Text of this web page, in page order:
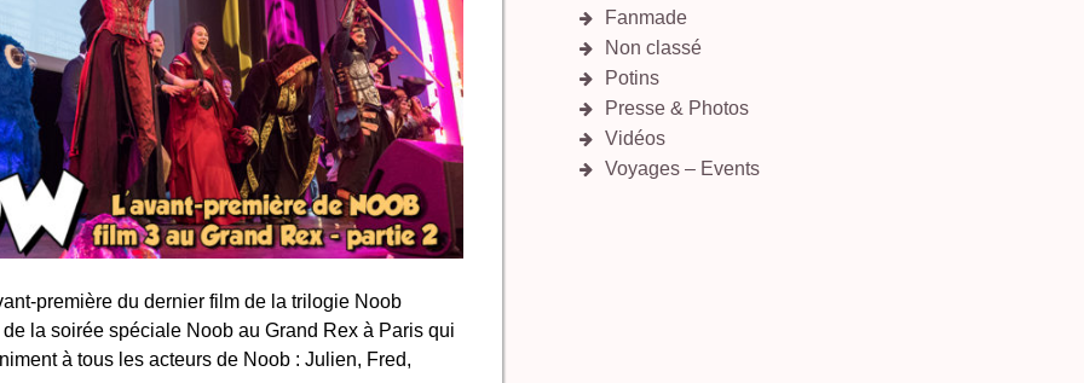
première du dernier film de la trilogie Noob
la soirée spéciale Noob au Grand Rex à Paris qui
à tous les acteurs de Noob : Julien, Fred,
Fanmade
Non classé
Potins
Presse & Photos
Vidéos
Voyages – Events